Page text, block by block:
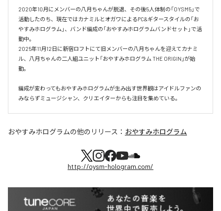
2020年10月にメンバーの八月ちゃんが脱退、その後5人体制の「OYSM5」で
活動したのち、現在ではカナミルとオガワによるPC&ギタースタイルの「お
やすみホログラム」、バンド編成の「おやすみホログラムバンドセット」で活
動中。
2025年11月12日に新宿ロフトにて旧メンバーの八月ちゃんを迎えてカナミ
ル、八月ちゃんの二人組ユニット「おやすみホログラム THE ORIGIN」が始
動。
編成が変わってもおやすみホログラムが⽣み出す世界観はアイドルファンの
おやすみホログラムの他のリリース： おやすみホログラム
http://oysm-hologram.com/